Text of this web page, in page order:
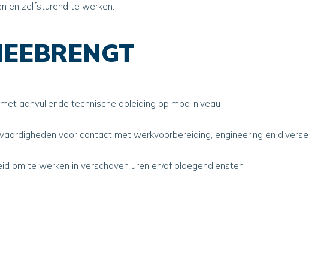
en zelfsturend te werken.
aanvullende technische opleiding op mbo-niveau
voor contact met werkvoorbereiding, engineering en diverse
om te werken in verschoven uren en/of ploegendiensten